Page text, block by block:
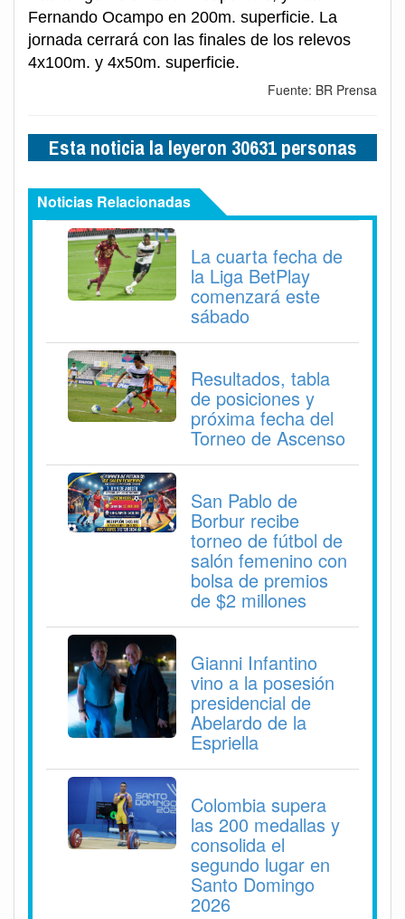
Fernando Ocampo en 200m. superficie. La
jornada cerrará con las finales de los relevos
4x100m. y 4x50m. superficie.
Fuente: BR Prensa
Esta noticia la leyeron 30631 personas
Noticias Relacionadas
La cuarta fecha de
la Liga BetPlay
comenzará este
sábado
Resultados, tabla
de posiciones y
próxima fecha del
Torneo de Ascenso
San Pablo de
Borbur recibe
torneo de fútbol de
salón femenino con
bolsa de premios
de $2 millones
Gianni Infantino
vino a la posesión
presidencial de
Abelardo de la
Espriella
Colombia supera
las 200 medallas y
consolida el
segundo lugar en
Santo Domingo
2026